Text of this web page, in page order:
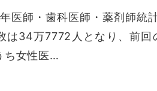
師・歯科医師・薬剤師統
は34万7772人となり、前
ち女性医…